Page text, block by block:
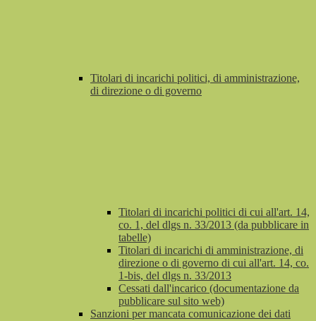
Titolari di incarichi politici, di amministrazione,
di direzione o di governo
Titolari di incarichi politici di cui all'art. 14,
co. 1, del dlgs n. 33/2013 (da pubblicare in
tabelle)
Titolari di incarichi di amministrazione, di
direzione o di governo di cui all'art. 14, co.
1-bis, del dlgs n. 33/2013
Cessati dall'incarico (documentazione da
pubblicare sul sito web)
Sanzioni per mancata comunicazione dei dati